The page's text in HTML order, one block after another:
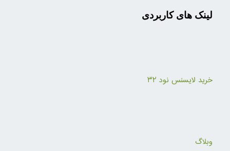
لینک های کاربردی
خرید لایسنس نود ۳۲
وبلاگ